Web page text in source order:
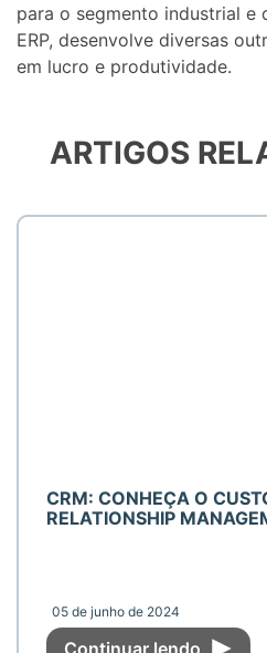
para o segmento industrial e
ERP, desenvolve diversas
em lucro e produtividade.
ARTIGOS
CRM: CONHEÇA O
RELATIONSHIP
05 de junho de 2024